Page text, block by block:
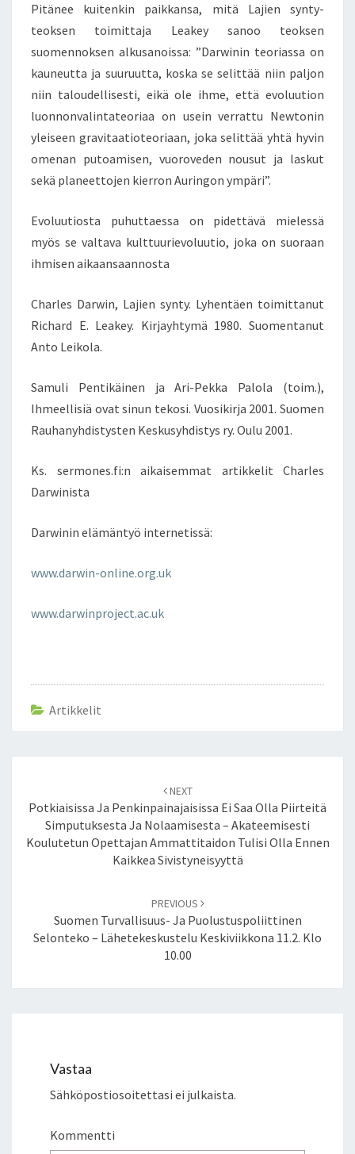
Pitänee kuitenkin paikkansa, mitä Lajien synty-
teoksen toimittaja Leakey sanoo teoksen
suomennoksen alkusanoissa: ”Darwinin teoriassa on
kauneutta ja suuruutta, koska se selittää niin paljon
niin taloudellisesti, eikä ole ihme, että evoluution
luonnonvalintateoriaa on usein verrattu Newtonin
yleiseen gravitaatioteoriaan, joka selittää yhtä hyvin
omenan putoamisen, vuoroveden nousut ja laskut
sekä planeettojen kierron Auringon ympäri”.
Evoluutiosta puhuttaessa on pidettävä mielessä
myös se valtava kulttuurievoluutio, joka on suoraan
ihmisen aikaansaannosta
Charles Darwin, Lajien synty. Lyhentäen toimittanut
Richard E. Leakey. Kirjayhtymä 1980. Suomentanut
Anto Leikola.
Samuli Pentikäinen ja Ari-Pekka Palola (toim.),
Ihmeellisiä ovat sinun tekosi. Vuosikirja 2001. Suomen
Rauhanyhdistysten Keskusyhdistys ry. Oulu 2001.
Ks. sermones.fi:n aikaisemmat artikkelit Charles
Darwinista
Darwinin elämäntyö internetissä:
www.darwin-online.org.uk
www.darwinproject.ac.uk
Artikkelit
navigation
NEXT
Potkiaisissa Ja Penkinpainajaisissa Ei Saa Olla Piirteitä
Simputuksesta Ja Nolaamisesta – Akateemisesti
Koulutetun Opettajan Ammattitaidon Tulisi Olla Ennen
Kaikkea Sivistyneisyyttä
PREVIOUS
Suomen Turvallisuus- Ja Puolustuspoliittinen
Selonteko – Lähetekeskustelu Keskiviikkona 11.2. Klo
10.00
Vastaa
Sähköpostiosoitettasi ei julkaista.
Kommentti